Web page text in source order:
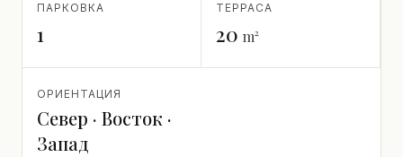
ПАРКОВКА
1
ТЕРРАСА
20 m²
ОРИЕНТАЦИЯ
Север · Восток ·
Запад